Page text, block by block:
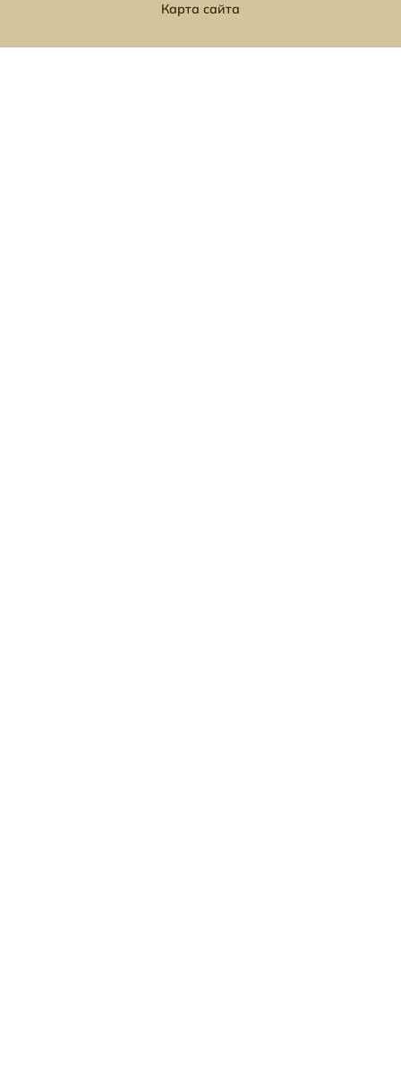
Карта сайта